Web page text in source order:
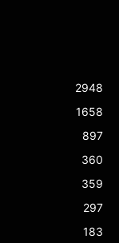
2948
1658
897
360
359
297
183